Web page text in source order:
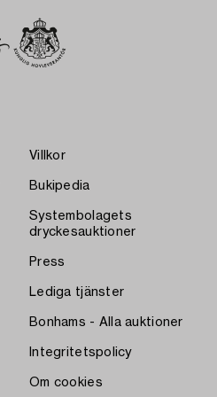
Villkor
Bukipedia
Systembolagets
dryckesauktioner
Press
Lediga tjänster
Bonhams - Alla auktioner
Integritetspolicy
Om cookies